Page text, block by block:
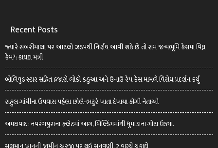
Recent Posts
જ્યારે સબરીમાલા પર આટલો ઝડપથી નિર્ણય આવી શકે છે તો રામ જન્મભૂમિ કેસમાં વિઘ્ન
કેમ?: કાયદા મંત્રી
બોલિવુડ સ્ટાર સહિત હજારો લોકો કઠુઆ અને ઉનાઉ રેપ કેસ મામલે વિરોધ પ્રદર્શન કર્યું
રાહુલ ગાંધીના ઉપવાસ પહેલા છોલે-ભટુરે ખાતા દેખાયા કોંગી નેતાઓ
અમદાવાદ : નવરંગપુરાના ફ્લેટમાં આગ, બિલ્ડિંગમાંથી ધુમાડાના ગોટા ઉડ્યા.